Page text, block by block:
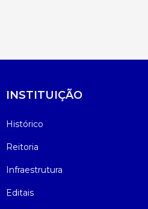
INSTITUIÇÃO
Histórico
Reitoria
Infraestrutura
Editais